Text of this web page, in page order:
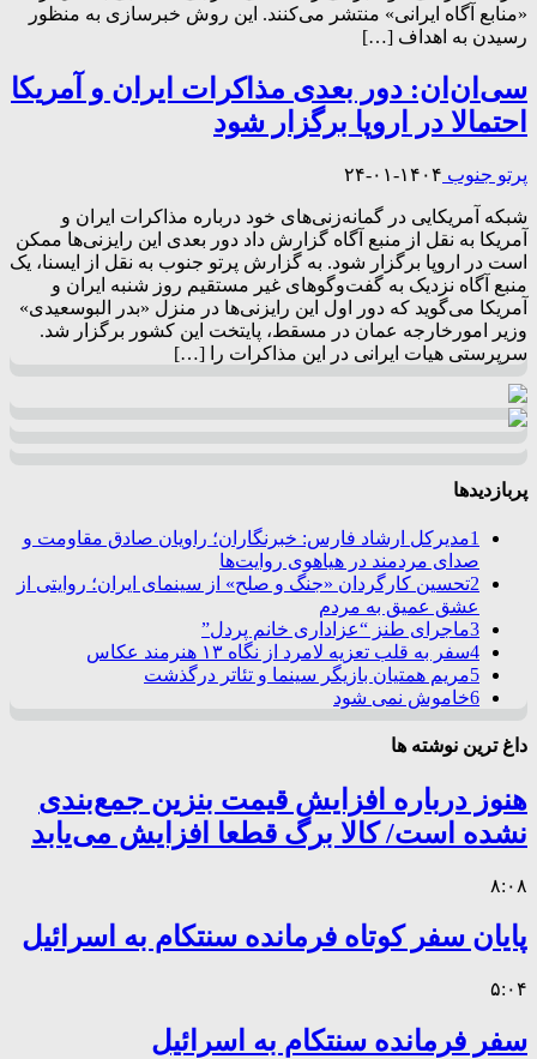
«منابع آگاه ایرانی» منتشر می‌کنند. این روش خبرسازی به منظور
رسیدن به اهداف […]
سی‌ان‌ان: دور بعدی مذاکرات ایران و آمریکا
احتمالا در اروپا برگزار شود
پرتو جنوب ۱۴۰۴-۰۱-۲۴
شبکه آمریکایی در گمانه‌زنی‌های خود درباره مذاکرات ایران و
آمریکا به نقل از منبع آگاه گزارش داد دور بعدی این رایزنی‌ها ممکن
است در اروپا برگزار شود. به گزارش پرتو جنوب به نقل از ایسنا، یک
منبع آگاه نزدیک به گفت‌وگوهای غیر مستقیم روز شنبه ایران و
آمریکا می‌گوید که دور اول این رایزنی‌ها در منزل «بدر البوسعیدی»
وزیر امورخارجه عمان در مسقط، پایتخت این کشور برگزار شد.
سرپرستی هیات ایرانی در این مذاکرات را […]
پربازدیدها
1مدیرکل ارشاد فارس: خبرنگاران؛ راویان صادق مقاومت و
صدای مردمند در هیاهوی روایت‌ها
2تحسین کارگردان «جنگ و صلح» از سینمای ایران؛ روایتی از
عشق عمیق به مردم
3ماجرای طنز “عزاداری خانم پردل”
4سفر به قلب تعزیه لامرد از نگاه ۱۳ هنرمند عکاس
5مریم همتیان بازیگر سینما و تئاتر درگذشت
6خاموش نمی شود
داغ ترین نوشته ها
هنوز درباره افزایش قیمت بنزین جمع‌بندی
نشده است/ کالا برگ قطعا افزایش می‌یابد
۸:۰۸
پایان سفر کوتاه فرمانده سنتکام به اسرائیل
۵:۰۴
سفر فرمانده سنتکام به اسرائیل